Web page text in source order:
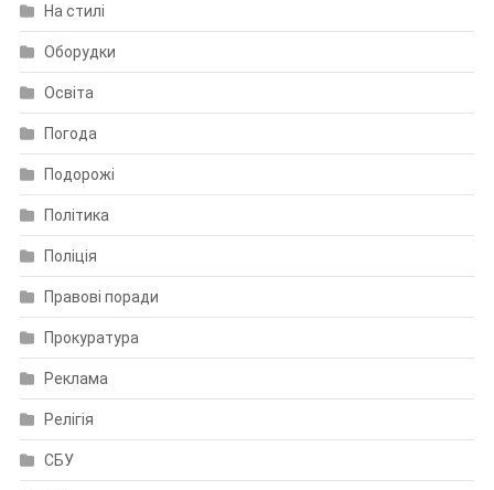
На стилі
Оборудки
Освіта
Погода
Подорожі
Політика
Поліція
Правові поради
Прокуратура
Реклама
Релігія
СБУ